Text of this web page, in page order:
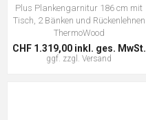
Plus Plankengarnitur 186 cm mit
Tisch, 2 Bänken und Rückenlehnen
ThermoWood
CHF 1.319,00 inkl. ges. MwSt.
ggf. zzgl. Versand